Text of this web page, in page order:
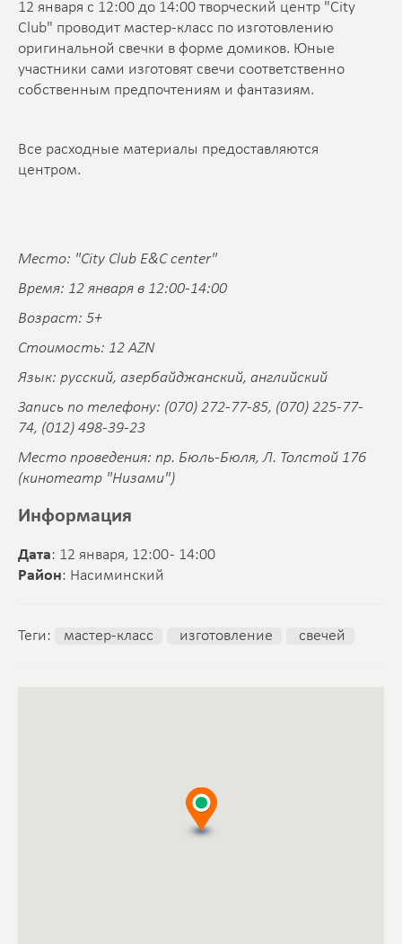
12 января c 12:00 до 14:00 творческий центр "City
Club" проводит мастер-класс по изготовлению
оригинальной свечки в форме домиков. Юные
участники сами изготовят свечи соответственно
собственным предпочтениям и фантазиям.
Все расходные материалы предоставляются
центром.
Место: "City Club E&C center"
Время: 12 января в 12:00-14:00
Возраст: 5+
Стоимость: 12 AZN
Язык: русский, азербайджанский, английский
Запись по телефону: (070) 272-77-85, (070) 225-77-
74, (012) 498-39-23
Место проведения: пр. Бюль-Бюля, Л. Толстой 176
(кинотеатр "Низами")
Информация
Дата: 12 января, 12:00 - 14:00
Район: Насиминский
Теги: мастер-класс изготовление свечей